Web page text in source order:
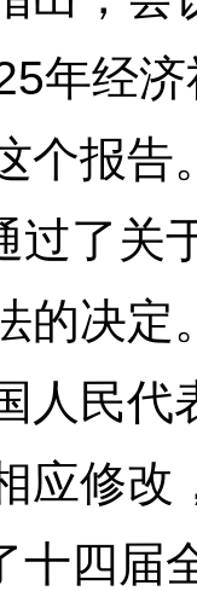
年经
个报告
过了关
的决
人民代
应修改
十四届